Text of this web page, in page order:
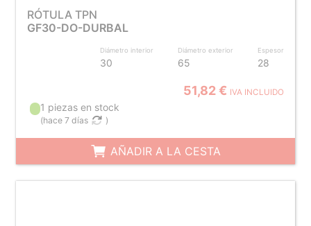
RÓTULA TPN
GF30-DO-DURBAL
Diámetro interior
30
Diámetro exterior
65
Espesor
28
51,82 € IVA INCLUIDO
1 piezas en stock
(hace 7 días )
AÑADIR A LA CESTA